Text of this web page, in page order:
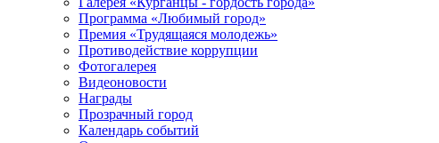
Программа «Любимый город»
Премия «Трудящаяся молодежь»
Противодействие коррупции
Фотогалерея
Видеоновости
Награды
Прозрачный город
Календарь событий